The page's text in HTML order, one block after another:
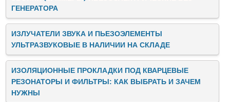
ГЕНЕРАТОРА
ИЗЛУЧАТЕЛИ ЗВУКА И ПЬЕЗОЭЛЕМЕНТЫ
УЛЬТРАЗВУКОВЫЕ В НАЛИЧИИ НА СКЛАДЕ
ИЗОЛЯЦИОННЫЕ ПРОКЛАДКИ ПОД КВАРЦЕВЫЕ
РЕЗОНАТОРЫ И ФИЛЬТРЫ: КАК ВЫБРАТЬ И ЗАЧЕМ
НУЖНЫ